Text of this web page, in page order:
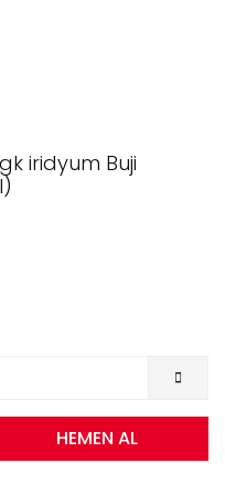
iridyum Buji
HEMEN AL